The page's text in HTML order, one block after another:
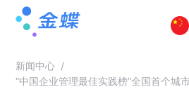
新闻中心 /
“中国企业管理最佳实践榜”全国首个城